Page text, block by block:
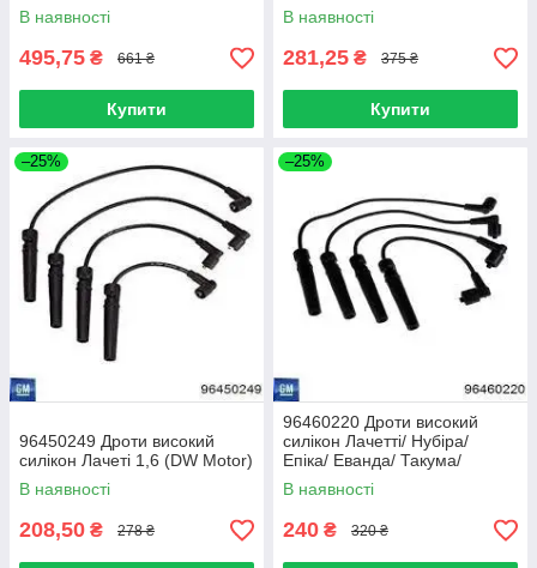
В наявності
495,75 ₴ 661 ₴
Купити
В наявності
281,25 ₴ 375 ₴
Купити
–25%
96450249 Дроти високий
силікон Лачеті 1,6 (DW Motor)
В наявності
208,50 ₴ 278 ₴
–25%
96460220 Дроти високий
силікон Лачетті/ Нубіра/
Епіка/ Еванда/ Такума/
Леганза 1,8-2 (DW Motor)
В наявності
240 ₴ 320 ₴